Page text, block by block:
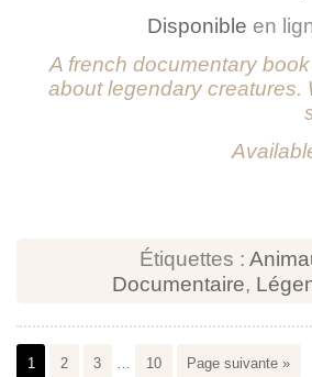
Disponible en
A french documentary
about legendary creatures.
Étiquettes :
Documentaire,
1 2 3 … 10 Page suivante »